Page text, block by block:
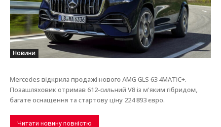
Новини
Mercedes відкрила продажі нового AMG GLS 63 4MATIC+.
Позашляховик отримав 612-сильний V8 із м'яким гібридом,
багате оснащення та стартову ціну 224 893 євро.
Читати новину повністю